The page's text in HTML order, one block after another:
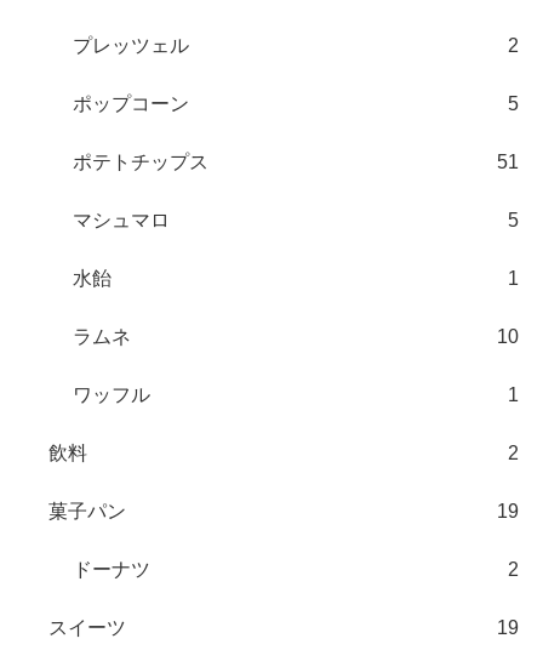
プレッツェル 2
ポップコーン 5
ポテトチップス 51
マシュマロ 5
水飴 1
ラムネ 10
ワッフル 1
飲料 2
菓子パン 19
ドーナツ 2
スイーツ 19